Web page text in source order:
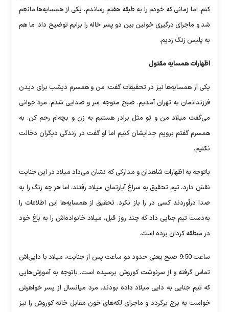
کنم. اما زمانی که خودم را به طبقه هفتم رساندم، یکی از همسایه‌ها مانعم
شد و ماجرای درگیری خونین بین دو پسر خاله را برایم توضیح داد. ما هم
به پلیس زنگ زدیم.
اظهارات همسایه مقتول
یکی از همسایه‌ها نیز در تحقیقات گفت: من و همسرم دیشب برای دیدن
فرزندانمان به تهران آمدیم. صبح متوجه سر و صدایی شدم. مرد جوانی
می‌گفت میلاد من و تو مثل برادر هستیم به زن و بچه‌ام رحم کن. به
همسرم گفتم برویم جدایشان کنیم اما او گفت در زندگی دیگران دخالت
نکنیم.
باتوجه به اظهارات شاهدان و مدارکی که نشان می‌داد میلاد در این جنایت
نقش دارد، تیم تحقیق به سراغ آپارتمان میلاد رفتند. اما هر چه زنگ را به
صدا درآوردند کسی در را باز نکرد. تحقیق از همسایه‌ها این اطلاعات را
به‌دست تیم جنایی داد که چند روز قبل، میلاد خانواده‌اش را به باغ خود
در منطقه کردان برده است.
ساعت 9:50 صبح یعنی حدود دو ساعت پس از جنایت، میلاد با دایی‌اش
تماس گرفته و از سرنوشت کوروش پرسیده است. باتوجه به آموزش‌هایی
که تیم جنایی به دایی میلاد داده بودند، مرد میانسال از پسر خواهرش
خواست به برج برگردد و ماجرای لکه‌های خون مقابل خانه کوروش را نیز